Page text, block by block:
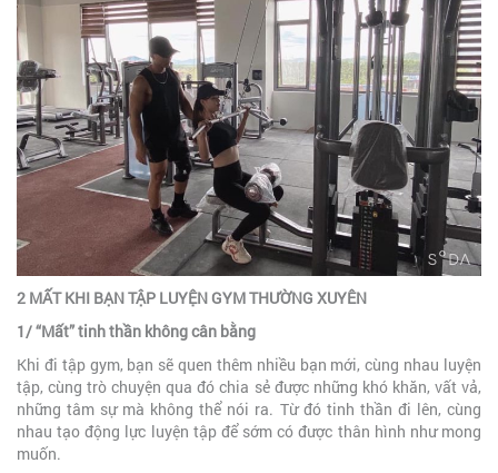
2 MẤT KHI BẠN TẬP LUYỆN GYM THƯỜNG XUYÊN
1/ “Mất” tinh thần không cân bằng
Khi đi tập gym, bạn sẽ quen thêm nhiều bạn mới, cùng nhau luyện
tập, cùng trò chuyện qua đó chia sẻ được những khó khăn, vất vả,
những tâm sự mà không thể nói ra. Từ đó tinh thần đi lên, cùng
nhau tạo động lực luyện tập để sớm có được thân hình như mong
muốn.